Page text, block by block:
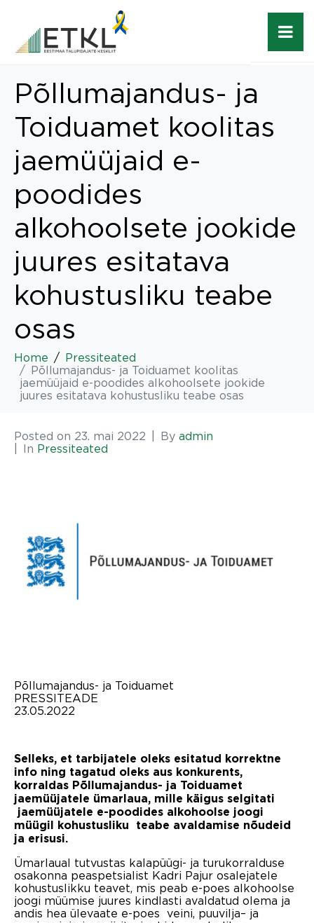
Põllumajandus- ja
Toiduamet koolitas
jaemüüjaid e-
poodides
alkohoolsete jookide
juures esitatava
kohustusliku teabe
osas
Home
Pressiteated
Põllumajandus- ja Toiduamet koolitas
jaemüüjaid e-poodides alkohoolsete jookide
juures esitatava kohustusliku teabe osas
Posted on 23. mai 2022 By admin
In Pressiteated
Põllumajandus- ja Toiduamet
PRESSITEADE
23.05.2022
Selleks, et tarbijatele oleks esitatud korrektne
info ning tagatud oleks aus konkurents,
korraldas Põllumajandus- ja Toiduamet
jaemüüjatele ümarlaua, mille käigus selgitati
jaemüüjatele e-poodides alkohoolse joogi
müügil kohustusliku teabe avaldamise nõudeid
ja erisusi.
Ümarlaual tutvustas kalapüügi- ja turukorralduse
osakonna peaspetsialist Kadri Pajur osalejatele
kohustuslikku teavet, mis peab e-poes alkohoolse
joogi müümise juures kindlasti avaldatud olema ja
andis hea ülevaate e-poes veini, puuvilja– ja